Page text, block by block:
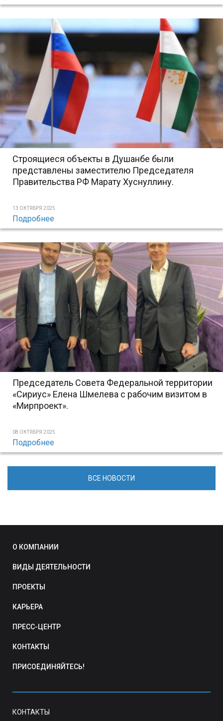
Строящиеся объекты в Душанбе были
представлены заместителю Председателя
Правительства РФ Марату Хуснуллину.
13 ОКТЯБРЯ 2025
Подробнее
Председатель Совета Федеральной территории
«Сириус» Елена Шмелева с рабочим визитом в
«Мирпроект».
08 ОКТЯБРЯ 2025
Подробнее
ВСЕ НОВОСТИ
О КОМПАНИИ
ВИДЫ ДЕЯТЕЛЬНОСТИ
ПРОЕКТЫ
КАРЬЕРА
ПРЕСС-ЦЕНТР
КОНТАКТЫ
ПРИСОЕДИНЯЙТЕСЬ!
КОНТАКТЫ